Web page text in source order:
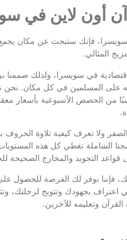
أون لاين في
فإنك ستبحث عن مكان يجمع
المثالي.
في سويسرا، ولذلك صممنا
على المسلمين في كل مكان. نحن
من الحصص الأسبوعية بأسعار
ولا تعرف كيفية تلاوة
الشاملة تغطي كل هذه
التجويد والمخارج الصحيحة
فإننا نوفر لك الفرصة للحصول
بجهودك وتتويج لرحلتك،
وتعليمه للآخرين.